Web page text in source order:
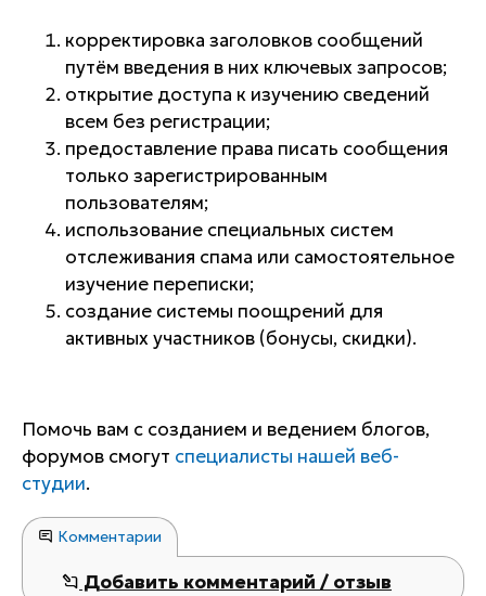
корректировка заголовков сообщений
путём введения в них ключевых запросов;
открытие доступа к изучению сведений
всем без регистрации;
предоставление права писать сообщения
только зарегистрированным
пользователям;
использование специальных систем
отслеживания спама или самостоятельное
изучение переписки;
создание системы поощрений для
активных участников (бонусы, скидки).
Помочь вам с созданием и ведением блогов,
форумов смогут специалисты нашей веб-
студии.
Комментарии
Добавить комментарий / отзыв